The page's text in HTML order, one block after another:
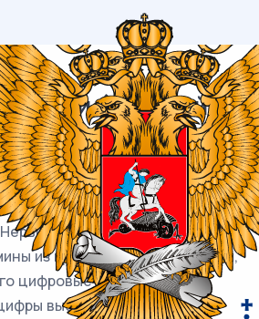
(типовой)
/ Биология / 10
/ 45
ткань человека»
из предложенного перечня,
цифровые обозначения.
выбранных ответов, а